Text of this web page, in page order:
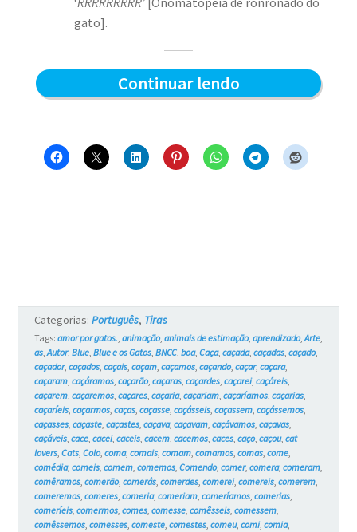
gato].
Continuar lendoPreparado
caçada?
Gatos
#6
Categorias: Português, Tiras
Tags: amor por gatos., animação, animais de estimação, aprendizado,Arte,
as,Autor, Blue, Blue e os Gatos, BNCC, boa, Caça, caçada, caçadas, caçado,
caçador, caçados, caçais, caçam, caçamos, caçando, caçar, caçara,
caçaram, caçáramos, caçarão, caçaras, caçardes, caçarei, caçáreis,
caçarem, caçaremos, caçares, caçaria, caçariam, caçaríamos, caçarias,
caçaríeis, caçarmos, caças, caçasse, caçásseis, caçassem, caçássemos,
caçasses, caçaste, caçastes, caçava, caçavam, caçávamos, caçavas,
caçáveis, cace, cacei, caceis, cacem, cacemos, caces, caço, caçou, cat
lovers, Cats, Colo, coma, comais, comam, comamos, comas, come,
comédia, comeis, comem, comemos, Comendo, comer, comera, comeram,
comêramos, comerão, comerás, comerdes, comerei, comereis, comerem,
comeremos, comeres, comeria, comeriam, comeríamos, comerias,
comeríeis, comermos, comes, comesse, comêsseis, comessem,
comêssemos, comesses, comeste, comestes, comeu, comi, comia,